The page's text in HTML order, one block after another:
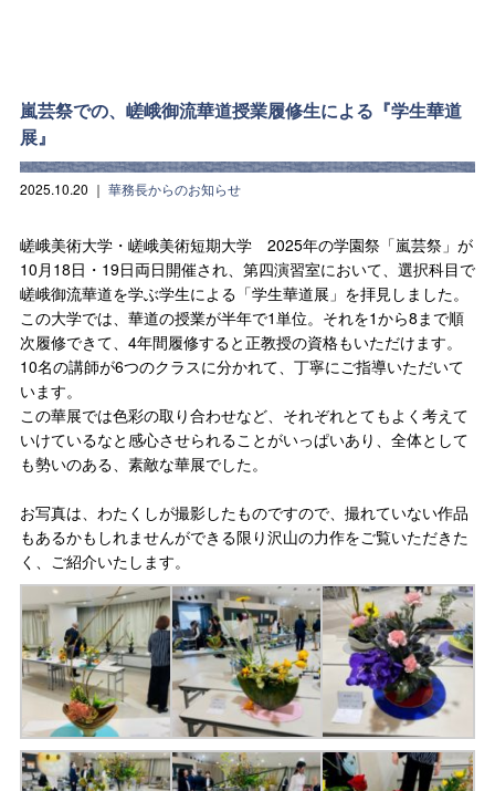
嵐芸祭での、嵯峨御流華道授業履修生による『学生華道
展』
2025.10.20 ｜ 華務長からのお知らせ
嵯峨美術大学・嵯峨美術短期大学 2025年の学園祭「嵐芸祭」が
10月18日・19日両日開催され、第四演習室において、選択科目で
嵯峨御流華道を学ぶ学生による「学生華道展」を拝見しました。
この大学では、華道の授業が半年で1単位。それを1から8まで順
次履修できて、4年間履修すると正教授の資格もいただけます。
10名の講師が6つのクラスに分かれて、丁寧にご指導いただいて
います。
この華展では色彩の取り合わせなど、それぞれとてもよく考えて
いけているなと感心させられることがいっぱいあり、全体として
も勢いのある、素敵な華展でした。
お写真は、わたくしが撮影したものですので、撮れていない作品
もあるかもしれませんができる限り沢山の力作をご覧いただきた
く、ご紹介いたします。